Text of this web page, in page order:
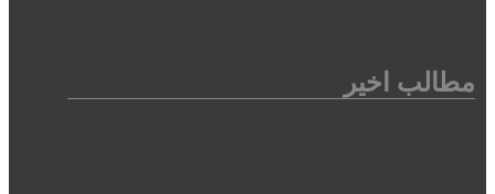
مطالب اخیر